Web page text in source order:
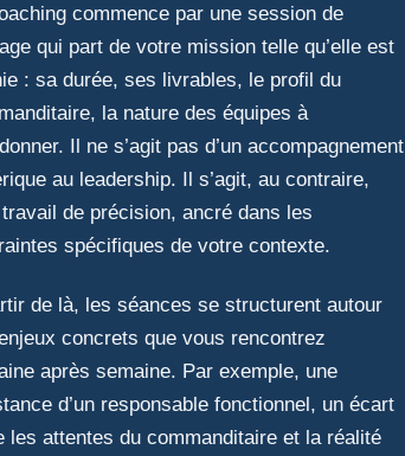
commence par une session de
qui part de votre mission telle qu’elle est
: sa durée, ses livrables, le profil du
la nature des équipes à
Il ne s’agit pas d’un accompagnement
au leadership. Il s’agit, au contraire,
travail de précision, ancré dans les
spécifiques de votre contexte.
de là, les séances se structurent autour
concrets que vous rencontrez
après semaine. Par exemple, une
d’un responsable fonctionnel, un écart
les attentes du commanditaire et la réalité